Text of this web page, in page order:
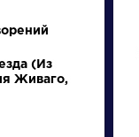
(Из
Живаго,